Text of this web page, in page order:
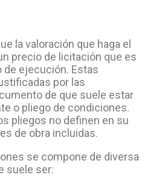
la valoración que haga el
precio de licitación que es
ejecución. Estas
por las
de que suele estar
o pliego de condiciones.
pliegos no definen en su
de obra incluidas.
se compone de diversa
suele ser: